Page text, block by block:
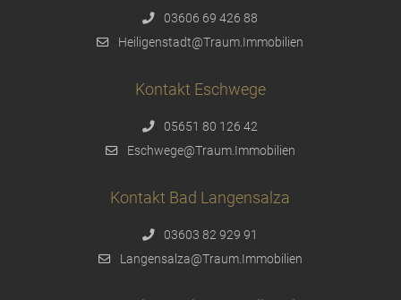
03606 69 426 88
Heiligenstadt@Traum.Immobilien
Kontakt Eschwege
05651 80 126 42
Eschwege@Traum.Immobilien
Kontakt Bad Langensalza
03603 82 929 91
Langensalza@Traum.Immobilien